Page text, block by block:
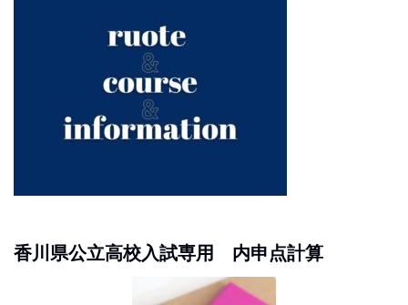
香川県公立高校入試専用 内申点計算